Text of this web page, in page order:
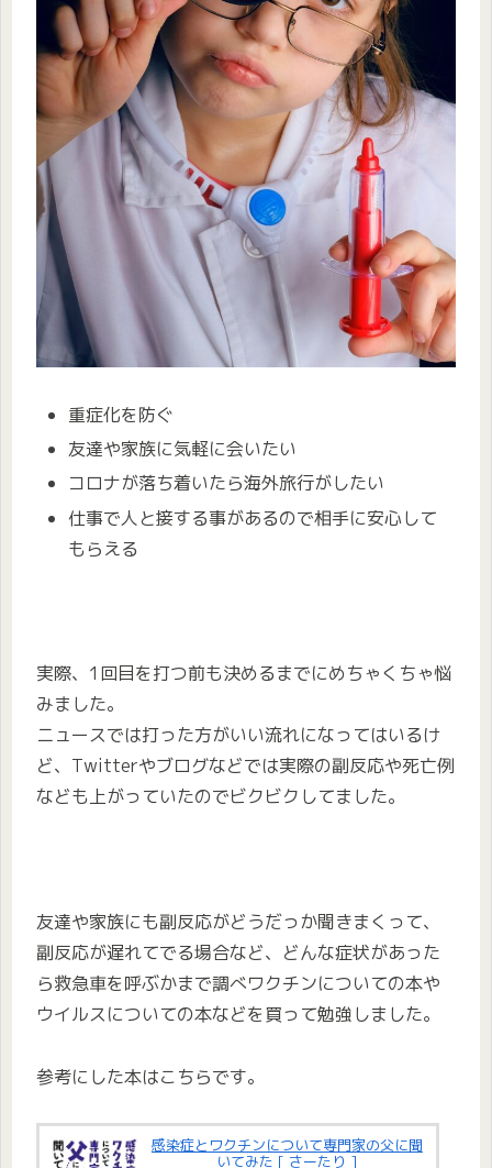
重症化を防ぐ
友達や家族に気軽に会いたい
コロナが落ち着いたら海外旅行がしたい
仕事で人と接する事があるので相手に安心して
もらえる
実際、1回目を打つ前も決めるまでにめちゃくちゃ悩
みました。
ニュースでは打った方がいい流れになってはいるけ
ど、Twitterやブログなどでは実際の副反応や死亡例
なども上がっていたのでビクビクしてました。
友達や家族にも副反応がどうだっか聞きまくって、
副反応が遅れてでる場合など、どんな症状があった
ら救急車を呼ぶかまで調べワクチンについての本や
ウイルスについての本などを買って勉強しました。
参考にした本はこちらです。
感染症とワクチンについて専門家の父に聞
いてみた [ さーたり ]